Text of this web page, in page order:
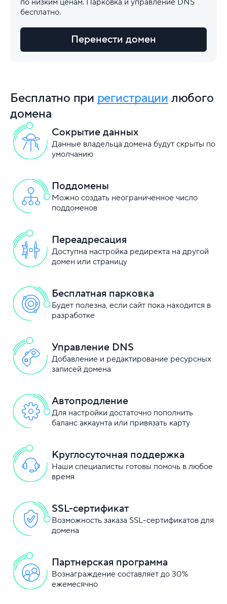
по низким ценам. Парковка и управление DNS
бесплатно.
Перенести домен
Бесплатно при регистрации любого
домена
Сокрытие данных
Данные владельца домена будут скрыты по
умолчанию
Поддомены
Можно создать неограниченное число
поддоменов
Переадресация
Доступна настройка редиректа на другой
домен или страницу
Бесплатная парковка
Будет полезна, если сайт пока находится в
разработке
Управление DNS
Добавление и редактирование ресурсных
записей домена
Автопродление
Для настройки достаточно пополнить
баланс аккаунта или привязать карту
Круглосуточная поддержка
Наши специалисты готовы помочь в любое
время
SSL-сертификат
Возможность заказа SSL-сертификатов для
домена
Партнерская программа
Вознаграждение составляет до 30%
ежемесячно